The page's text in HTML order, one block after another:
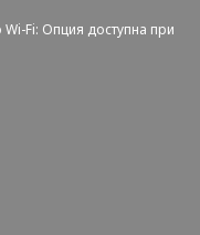
Fi: Опция доступна при